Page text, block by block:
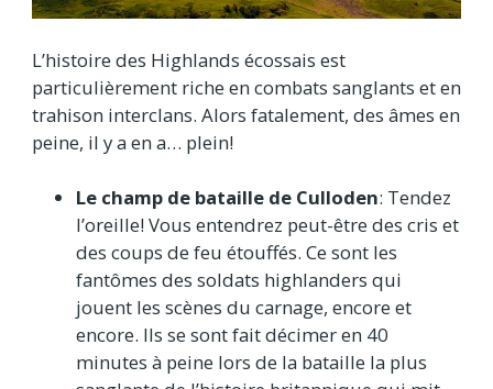
L’histoire des Highlands écossais est
particulièrement riche en combats sanglants et en
trahison interclans. Alors fatalement, des âmes en
peine, il y a en a… plein!
Le champ de bataille de Culloden: Tendez
l’oreille! Vous entendrez peut-être des cris et
des coups de feu étouffés. Ce sont les
fantômes des soldats highlanders qui
jouent les scènes du carnage, encore et
encore. Ils se sont fait décimer en 40
minutes à peine lors de la bataille la plus